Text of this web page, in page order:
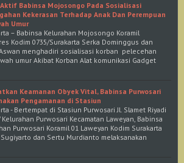
Babinsa Mojosongo Pada Sosialisasi
Kekerasan Terhadap Anak Dan Perempuan
Umur
– Babinsa Kelurahan Mojosongo Koramil
Kodim 0735/Surakarta Serka Dominggus dan
menghadiri sosialisasi korban pelecehan
umur Akibat Korban Alat komunikasi Gadget
Keamanan Obyek Vital, Babinsa Purwosari
Pengamanan di Stasiun
- Bertempat di Stasiun Purwosari Jl. Slamet Riyadi
Kelurahan Purwosari Kecamatan Laweyan, Babinsa
Purwosari Koramil 01 Laweyan Kodim Surakarta
Sugiyarto dan Sertu Murdianto melaksanakan